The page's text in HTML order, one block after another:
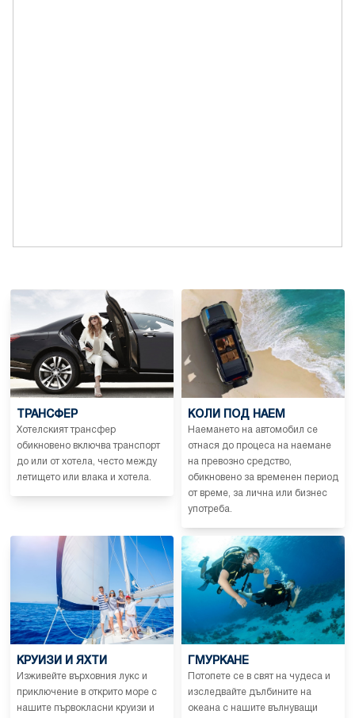
ТРАНСФЕР
Хотелският трансфер
обикновено включва транспорт
до или от хотела, често между
летището или влака и хотела.
КОЛИ ПОД НАЕМ
Наемането на автомобил се
отнася до процеса на наемане
на превозно средство,
обикновено за временен период
от време, за лична или бизнес
употреба.
КРУИЗИ И ЯХТИ
Изживейте върховния лукс и
приключение в открито море с
нашите първокласни круизи и
ГМУРКАНЕ
Потопете се в свят на чудеса и
изследвайте дълбините на
океана с нашите вълнуващи